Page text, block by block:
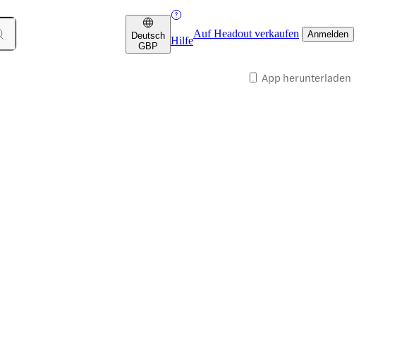
Deutsch
GBP
Hilfe
Auf Headout verkaufen Anmelden
App herunterladen